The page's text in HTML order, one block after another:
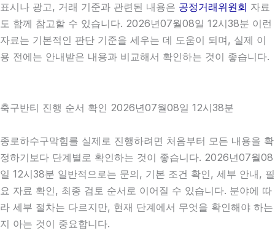
표시나 광고, 거래 기준과 관련된 내용은 공정거래위원회 자료
도 함께 참고할 수 있습니다. 2026년07월08일 12시38분 이런
자료는 기본적인 판단 기준을 세우는 데 도움이 되며, 실제 이
용 전에는 안내받은 내용과 비교해서 확인하는 것이 좋습니다.
축구반티 진행 순서 확인 2026년07월08일 12시38분
종로하수구막힘를 실제로 진행하려면 처음부터 모든 내용을 확
정하기보다 단계별로 확인하는 것이 좋습니다. 2026년07월08
일 12시38분 일반적으로는 문의, 기본 조건 확인, 세부 안내, 필
요 자료 확인, 최종 검토 순서로 이어질 수 있습니다. 분야에 따
라 세부 절차는 다르지만, 현재 단계에서 무엇을 확인해야 하는
지 아는 것이 중요합니다.